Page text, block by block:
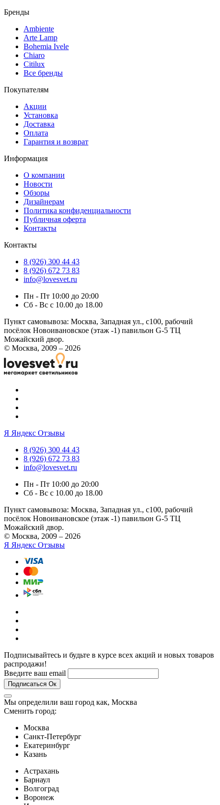
Бренды
Ambiente
Arte Lamp
Bohemia Ivele
Chiaro
Citilux
Все бренды
Покупателям
Акции
Установка
Доставка
Оплата
Гарантия и возврат
Информация
О компании
Новости
Обзоры
Дизайнерам
Политика конфиденциальности
Публичная оферта
Контакты
Контакты
8 (926) 300 44 43
8 (926) 672 73 83
info@lovesvet.ru
Пн - Пт 10:00 до 20:00
Сб - Вс с 10.00 до 18.00
Пункт самовывоза: Москва, Западная ул., с100, рабочий
посёлок Новоивановское (этаж -1) павильон G-5 ТЦ
Можайский двор.
© Москва, 2009 – 2026
Я Яндекс Отзывы
8 (926) 300 44 43
8 (926) 672 73 83
info@lovesvet.ru
Пн - Пт 10:00 до 20:00
Сб - Вс с 10.00 до 18.00
Пункт самовывоза: Москва, Западная ул., с100, рабочий
посёлок Новоивановское (этаж -1) павильон G-5 ТЦ
Можайский двор.
© Москва, 2009 – 2026
Я Яндекс Отзывы
Подписывайтесь и будьте в курсе всех акций и новых товаров
распродажи!
Введите ваш email
Подписаться Ок
Мы определили ваш город как, Москва
Сменить город:
Москва
Санкт-Петербург
Екатеринбург
Казань
Астрахань
Барнаул
Волгоград
Воронеж